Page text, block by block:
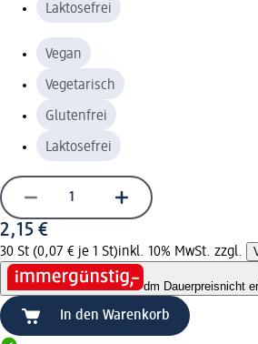
Laktosefrei
Vegan
Vegetarisch
Glutenfrei
Laktosefrei
2,15 €
30 St (0,07 € je 1 St)inkl. 10% MwSt. zzgl.
dm Dauerpreisnicht
In den Warenkorb